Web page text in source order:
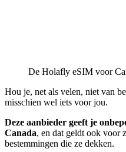
De Holafly eSIM voor
Hou je, net als velen, niet van
misschien wel iets voor jou.
Deze aanbieder geeft je
Canada, en dat geldt ook voor
bestemmingen die ze dekken.